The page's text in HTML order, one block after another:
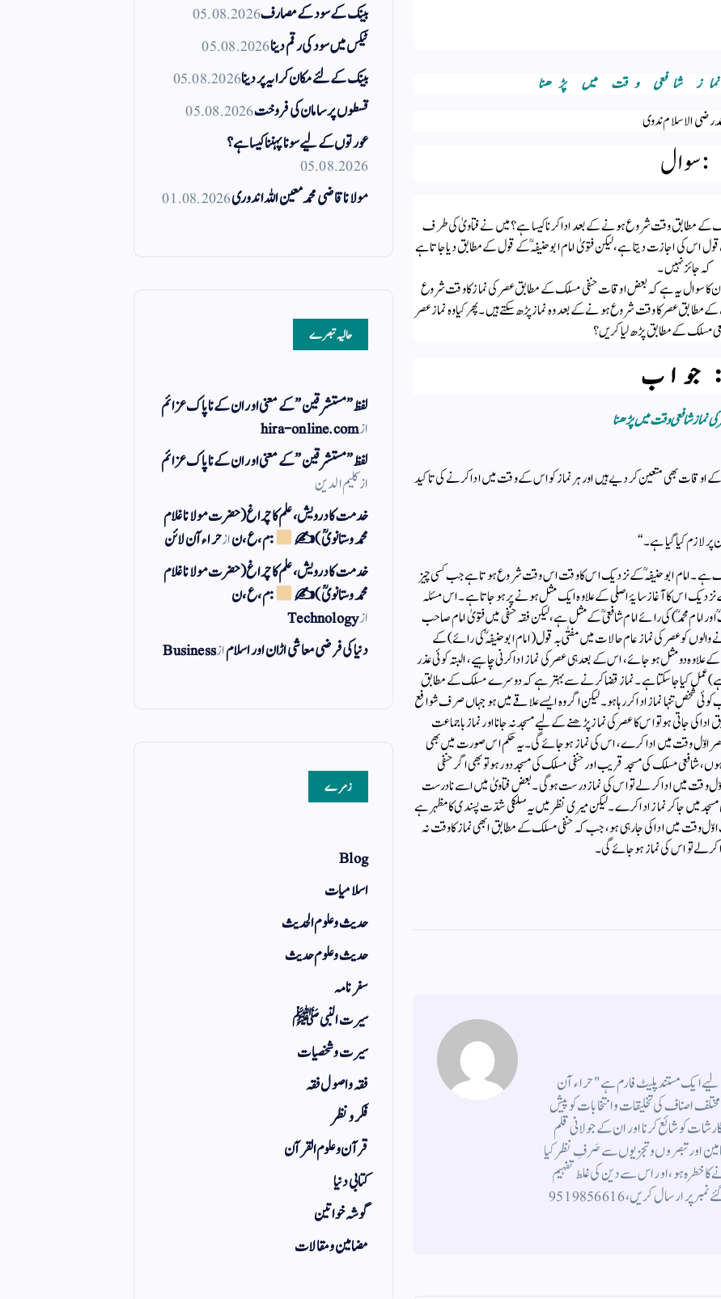
شافعی وقت میں پڑھنا
رضی الاسلام ندوی
: سوال
کے مطابق وقت شروع ہونے کے بعد ادا کرنا کیسا ہے؟ میں نے فتاویٰ کی طرف
اس کی اجازت دیتا ہے ، لیکن فتویٰ امام ابو حنیفہؒ کے قول کے مطابق دیا جاتا ہے
کہ جائز نہیں ۔
کا سوال یہ ہے کہ بعض اوقات حنفی مسلک کے مطابق عصر کی نماز کا وقت شروع
مطابق عصر کا وقت شروع ہونے کے بعد وہ نماز پڑھ سکتے ہیں ۔ پھر کیا وہ نماز عصر
مسلک کے مطابق پڑھ لیا کریں؟
: جواب
کی نماز شافعی وقت میں پڑھنا
اوقات بھی متعین کر دیے ہیں اور ہر نماز کو اس کے وقت میں ادا کرنے کی تاکید
لازم کیا گیا ہے۔“
ہے ۔ امام ابو حنیفہؒ کے نزدیک اس کا وقت اس وقت شروع ہوتا ہے جب کسی چیز
نزدیک اس کا آغاز سایۂ اصلی کے علاوہ ایک مثل ہونے پر ہو جاتا ہے ۔ اس مسئلہ
امام محمدؒ) کی رائے امام شافعیؒ کے مثل ہے ، لیکن فقہ حنفی میں فتویٰ امام صاحب
کو عصر کی نماز عام حالات میں مفتیٰ بہ قول (امام ابو حنیفہؒ کی رائے) کے
علاوہ دو مثل ہو جائے ، اس کے بعد ہی عصر کی نماز ادا کرنی چاہیے ، البتہ کوئی عذر
عمل کیا جا سکتا ہے ۔ نماز قضا کرنے سے بہتر ہے کہ دوسرے مسلک کے مطابق
تنہا نماز ادا کررہا ہو ۔ لیکن اگر وہ ایسے علاقے میں ہو جہاں صرف شوافع
کی جاتی ہو تو اس کا عصر کی نماز پڑھنے کے لیے مسجد نہ جانا اور نماز با جماعت
اوّل وقت میں ادا کرے ، اس کی نماز ہوجائے گی ۔ یہ حکم اس صورت میں بھی
، شافعی مسلک کی مسجد قریب اور حنفی مسلک کی مسجد دور ہو تو بھی اگر حنفی
وقت میں ادا کرلے تو اس کی نماز درست ہوگی ۔ بعض فتاویٰ میں اسے نا درست
مسجد میں جاکر نماز ادا کرے ۔ لیکن میری نظر میں یہ مسلکی شدّت پسندی کا مظہر ہے
اوّل وقت میں ادا کی جا رہی ہو ، جب کہ حنفی مسلک کے مطابق ابھی نماز کا وقت نہ
کرلے تو اس کی نماز ہوجائے گی ۔
لیے ایک مستند پلیٹ فارم ہے " حراء آن
اصناف کی تخلیقات و انتخابات کو پیش
کو شائع کرنا اور ان کے جولانی قلم
اورتبصروں وتجزیوں سے صَرفِ نظر کیا
ہو ، اور اس سے دین کی غلط تفہیم
وتشریح ہوتی ہو، اپنی تخلیقات و انتخابات نیچے دیئے گئے نمبر پر ارسال کریں ، 9519856616
بینک کے سود کے مصارف05.08.2026
ٹیکس میں سود کی رقم دینا05.08.2026
بینک کے لئے مکان کرایہ پر دینا05.08.2026
قسطوں پر سامان کی فروخت05.08.2026
عورتوں کے لیے سونا پہننا کیسا ہے؟
05.08.2026
مولانا قاضی محمد معین اللہ اندوری01.08.2026
حالیہ تبصرے
لفظ ” مستشرقین ” کے معنی اور ان کے نا پاک عزائم
ازhira-online.com
لفظ ” مستشرقین ” کے معنی اور ان کے نا پاک عزائم
ازکلیم الدین
خدمت کا درویش، علم کا چراغ(حضرت مولانا غلام
محمد وستانویؒ)✍
: م ، ع ، نازحراء آن لائن
خدمت کا درویش، علم کا چراغ(حضرت مولانا غلام
محمد وستانویؒ)✍
: م ، ع ، ن
ازTechnology
دنیا کی فرضی معاشی اڑان اور اسلامازBusiness
زمرے
Blog
اسلامیات
حدیث و علوم الحدیث
حدیث و علوم حدیث
سفر نامہ
سیرت النبی ﷺ
سیرت و شخصیات
فقہ و اصول فقہ
فکر و نظر
قرآن و علوم القرآن
کتابی دنیا
گوشہ خواتین
مضامین و مقالات